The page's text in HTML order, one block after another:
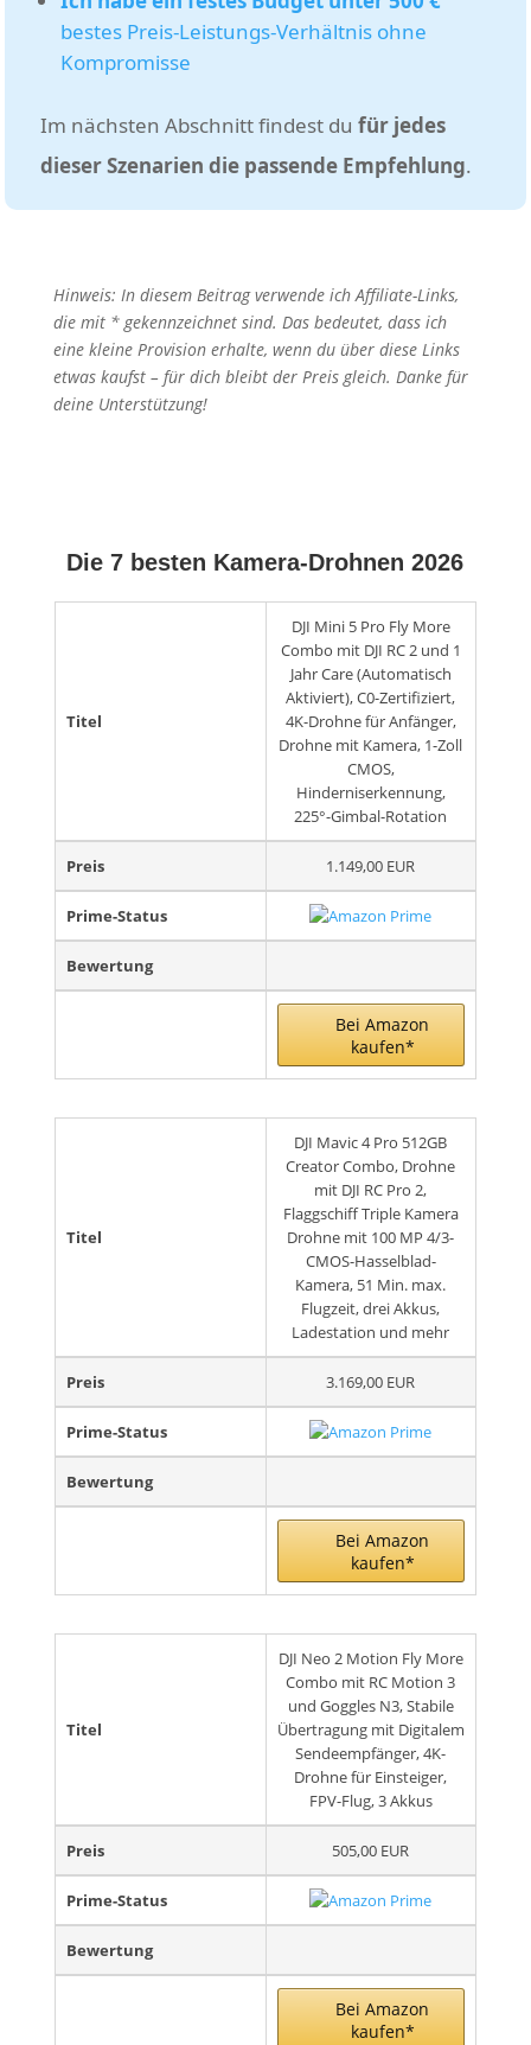
bestes Preis-Leistungs-Verhältnis ohne
Kompromisse
Im nächsten Abschnitt findest dufür jedes
dieser Szenarien die passende Empfehlung.
Hinweis: In diesem Beitrag verwende ich Affiliate-Links,
die mit * gekennzeichnet sind. Das bedeutet, dass ich
eine kleine Provision erhalte, wenn du über diese Links
etwas kaufst – für dich bleibt der Preis gleich. Danke für
deine Unterstützung!
Die 7 besten Kamera-Drohnen 2026
Titel
DJI Mini 5 Pro Fly More
Combo mit DJI RC 2 und 1
Jahr Care (Automatisch
Aktiviert), C0-Zertifiziert,
4K-Drohne für Anfänger,
Drohne mit Kamera, 1-Zoll
CMOS,
Hinderniserkennung,
225°-Gimbal-Rotation
Preis 1.149,00 EUR
Prime-Status
Bewertung
Bei Amazon
kaufen*
Titel
DJI Mavic 4 Pro 512GB
Creator Combo, Drohne
mit DJI RC Pro 2,
Flaggschiff Triple Kamera
Drohne mit 100 MP 4/3-
CMOS-Hasselblad-
Kamera, 51 Min. max.
Flugzeit, drei Akkus,
Ladestation und mehr
Preis 3.169,00 EUR
Prime-Status
Bewertung
Bei Amazon
kaufen*
Titel
DJI Neo 2 Motion Fly More
Combo mit RC Motion 3
und Goggles N3, Stabile
Übertragung mit Digitalem
Sendeempfänger, 4K-
Drohne für Einsteiger,
FPV-Flug, 3 Akkus
Preis 505,00 EUR
Prime-Status
Bewertung
Bei Amazon
kaufen*